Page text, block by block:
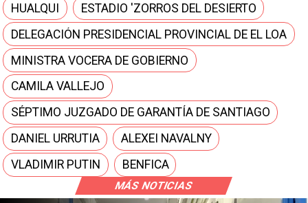
MÁS NOTICIAS
HUALQUI
ESTADIO 'ZORROS DEL DESIERTO
DELEGACIÓN PRESIDENCIAL PROVINCIAL DE EL LOA
MINISTRA VOCERA DE GOBIERNO
CAMILA VALLEJO
SÉPTIMO JUZGADO DE GARANTÍA DE SANTIAGO
DANIEL URRUTIA
ALEXEI NAVALNY
VLADIMIR PUTIN
BENFICA